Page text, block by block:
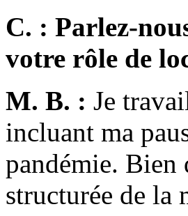
C. : Parlez-
votre rôle de
M. B. : Je
incluant ma
pandémie. Bien
structurée de la